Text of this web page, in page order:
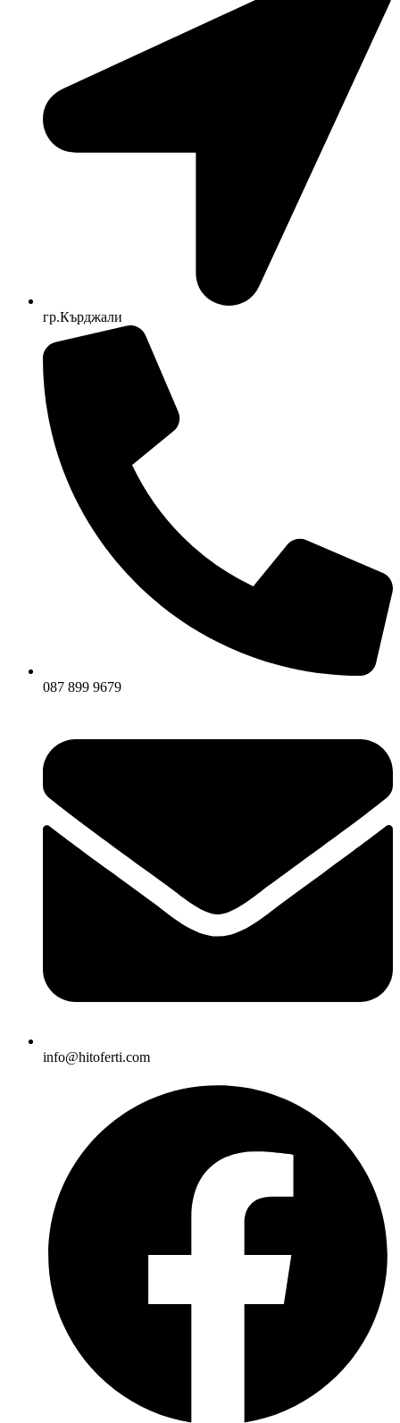
гр.Кърджали
087 899 9679
info@hitoferti.com